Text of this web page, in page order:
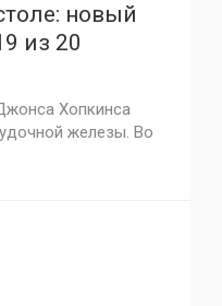
новый
из 20
Хопкинса
железы. Во